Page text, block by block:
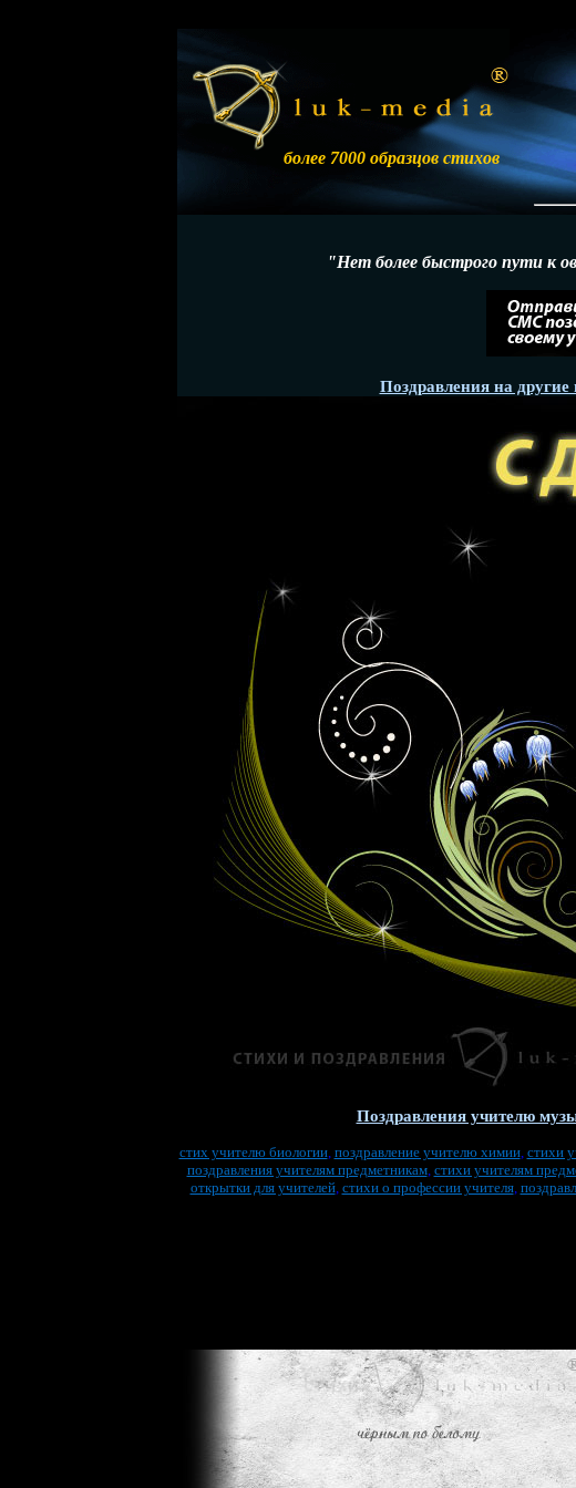
более 7000 образцов стихов
"Нет более быстрого пути к
Поздравления на другие
Поздравления учителю
стих учителю биологии, поздравление учителю химии, стихи
поздравления учителям предметникам, стихи учителям
открытки для учителей, стихи о профессии учителя,